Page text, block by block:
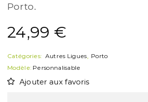
Porto.
24,99 €
Catégories: Autres Ligues, Porto
Modèle: Personnalisable
Ajouter aux favoris